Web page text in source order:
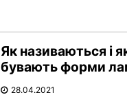
Як називаються і
бувають форми
28.04.2021